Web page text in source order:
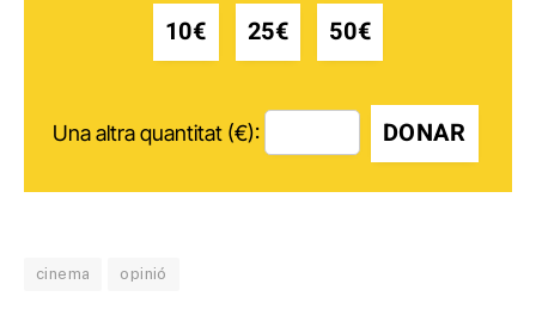
10€ 25€ 50€
Una altra quantitat (€): DONAR
cinema opinió